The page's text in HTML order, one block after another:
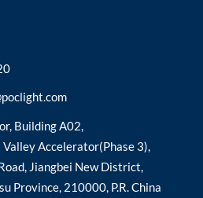
Building A02,
Accelerator(Phase 3),
Jiangbei New District,
Province, 210000, P.R. China